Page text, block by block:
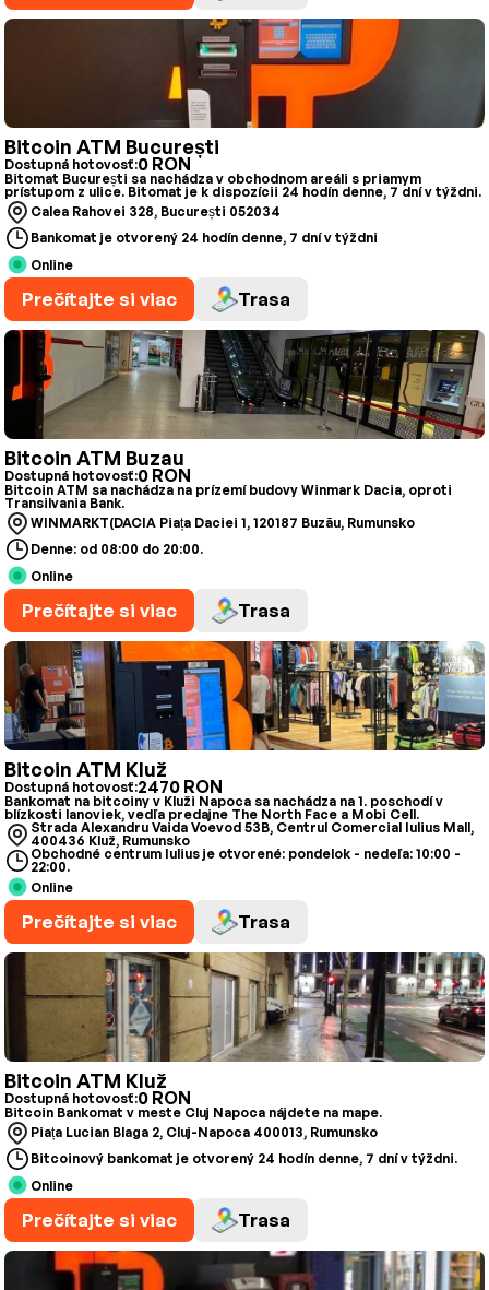
Bitcoin ATM București
Dostupná hotovosť:0 RON
Bitomat București sa nachádza v obchodnom areáli s priamym
prístupom z ulice. Bitomat je k dispozícii 24 hodín denne, 7 dní v týždni.
Calea Rahovei 328, București 052034
Bankomat je otvorený 24 hodín denne, 7 dní v týždni
Online
Prečítajte si viac Trasa
Bitcoin ATM Buzau
Dostupná hotovosť:0 RON
Bitcoin ATM sa nachádza na prízemí budovy Winmark Dacia, oproti
Transilvania Bank.
WINMARKT(DACIA Piața Daciei 1, 120187 Buzău, Rumunsko
Denne: od 08:00 do 20:00.
Online
Prečítajte si viac Trasa
Bitcoin ATM Kluž
Dostupná hotovosť:2470 RON
Bankomat na bitcoiny v Kluži Napoca sa nachádza na 1. poschodí v
blízkosti lanoviek, vedľa predajne The North Face a Mobi Cell.
Strada Alexandru Vaida Voevod 53B, Centrul Comercial Iulius Mall,
400436 Kluž, Rumunsko
Obchodné centrum Iulius je otvorené: pondelok - nedeľa: 10:00 -
22:00.
Online
Prečítajte si viac Trasa
Bitcoin ATM Kluž
Dostupná hotovosť:0 RON
Bitcoin Bankomat v meste Cluj Napoca nájdete na mape.
Piața Lucian Blaga 2, Cluj-Napoca 400013, Rumunsko
Bitcoinový bankomat je otvorený 24 hodín denne, 7 dní v týždni.
Online
Prečítajte si viac Trasa